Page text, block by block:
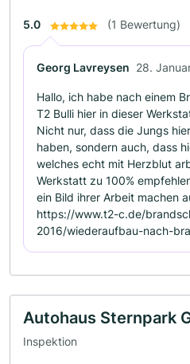
5.0 (1 Bewertung)
Georg Lavreysen 28.
Hallo, ich habe nach einem
T2 Bulli hier in dieser
Nicht nur, dass die Jungs
haben, sondern auch, dass
welches echt mit Herzblut
Werkstatt zu 100%
ein Bild ihrer Arbeit machen
https://www.t2-c.de/
2016/wiederaufbau-nach-
Autohaus Sternpark
Inspektion